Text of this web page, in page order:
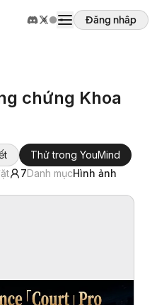
Đăng nhập
chứng Khoa
Thử trong YouMind
7Danh mụcHình ảnh